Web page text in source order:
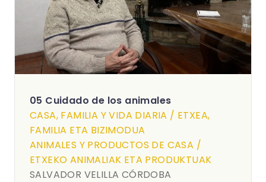
05 Cuidado de los animales
CASA, FAMILIA Y VIDA DIARIA / ETXEA,
FAMILIA ETA BIZIMODUA
ANIMALES Y PRODUCTOS DE CASA /
ETXEKO ANIMALIAK ETA PRODUKTUAK
SALVADOR VELILLA CÓRDOBA